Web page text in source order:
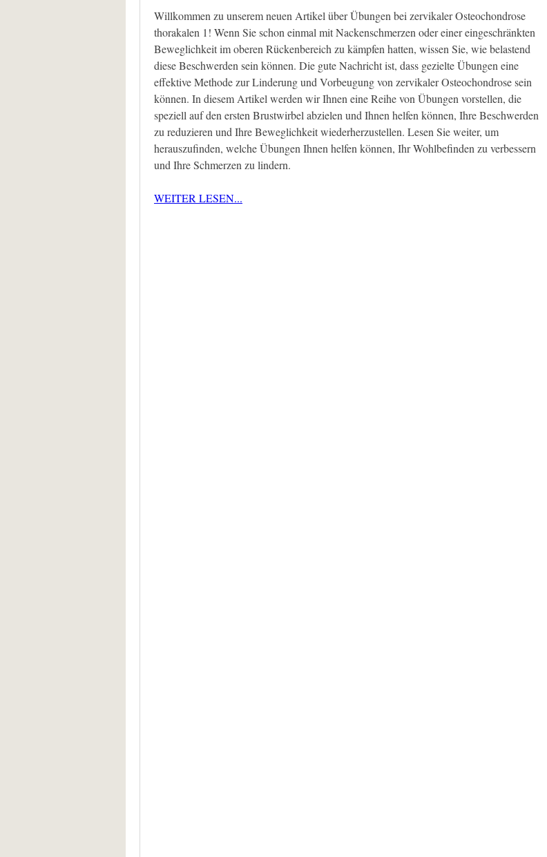
Willkommen zu unserem neuen Artikel über Übungen bei zervikaler Osteochondrose
thorakalen 1! Wenn Sie schon einmal mit Nackenschmerzen oder einer eingeschränkten
Beweglichkeit im oberen Rückenbereich zu kämpfen hatten, wissen Sie, wie belastend
diese Beschwerden sein können. Die gute Nachricht ist, dass gezielte Übungen eine
effektive Methode zur Linderung und Vorbeugung von zervikaler Osteochondrose sein
können. In diesem Artikel werden wir Ihnen eine Reihe von Übungen vorstellen, die
speziell auf den ersten Brustwirbel abzielen und Ihnen helfen können, Ihre Beschwerden
zu reduzieren und Ihre Beweglichkeit wiederherzustellen. Lesen Sie weiter, um
herauszufinden, welche Übungen Ihnen helfen können, Ihr Wohlbefinden zu verbessern
und Ihre Schmerzen zu lindern.
WEITER LESEN...